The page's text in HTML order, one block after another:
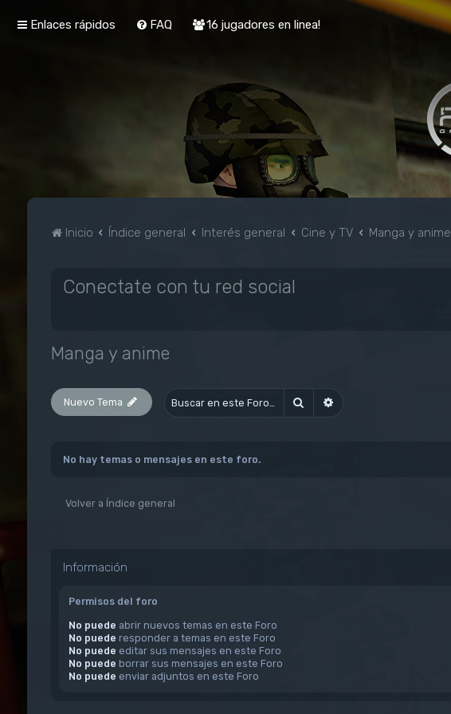
Enlaces rápidos FAQ 16 jugadores en linea!
Inicio Índice general Interés general Cine y TV Manga y anime
Conectate con tu red social
Manga y anime
Nuevo Tema Buscar Búsqueda avanzada
No hay temas o mensajes en este foro.
Volver a Índice general
Información
Permisos del foro
No puede abrir nuevos temas en este Foro
No puede responder a temas en este Foro
No puede editar sus mensajes en este Foro
No puede borrar sus mensajes en este Foro
No puede enviar adjuntos en este Foro